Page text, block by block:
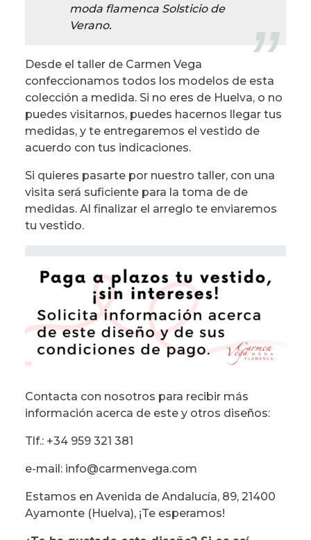
moda flamenca Solsticio de
Verano.
Desde el taller de Carmen Vega
confeccionamos todos los modelos de esta
colección a medida. Si no eres de Huelva, o no
puedes visitarnos, puedes hacernos llegar tus
medidas, y te entregaremos el vestido de
acuerdo con tus indicaciones.
Si quieres pasarte por nuestro taller, con una
visita será suficiente para la toma de de
medidas. Al finalizar el arreglo te enviaremos
tu vestido.
Contacta con nosotros para recibir más
información acerca de este y otros diseños:
Tlf.: +34 959 321 381
e-mail: info@carmenvega.com
Estamos en Avenida de Andalucía, 89, 21400
Ayamonte (Huelva), ¡Te esperamos!